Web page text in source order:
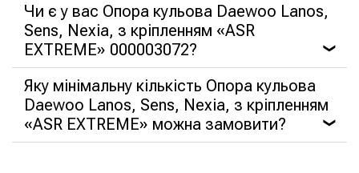
Чи є у вас Опора кульова Daewoo Lanos,
Sens, Nexia, з кріпленням «ASR
EXTREME» 000003072?
❯
Яку мінімальну кількість Опора кульова
Daewoo Lanos, Sens, Nexia, з кріпленням
«ASR EXTREME» можна замовити?
❯